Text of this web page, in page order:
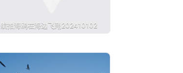
航拍海鸥在海边飞翔202410102